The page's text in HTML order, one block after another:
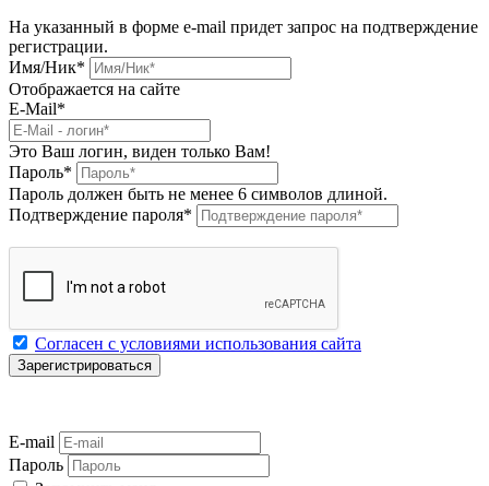
На указанный в форме e-mail придет запрос на подтверждение
регистрации.
Имя/Ник*
Отображается на сайте
E-Mail*
Это Ваш логин, виден только Вам!
Пароль*
Пароль должен быть не менее 6 символов длиной.
Подтверждение пароля*
Согласен с условиями использования сайта
E-mail
Пароль